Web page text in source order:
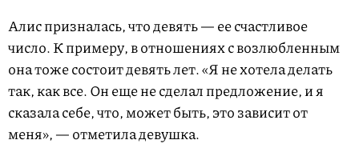
Алис призналась, что девять — ее счастливое
число. К примеру, в отношениях с возлюбленным
она тоже состоит девять лет. «Я не хотела делать
так, как все. Он еще не сделал предложение, и я
сказала себе, что, может быть, это зависит от
меня», — отметила девушка.